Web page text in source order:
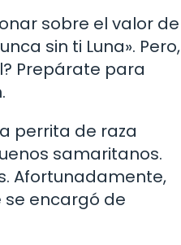
sobre el valor de
sin ti Luna». Pero,
Prepárate para
perrita de raza
samaritanos.
Afortunadamente,
encargó de